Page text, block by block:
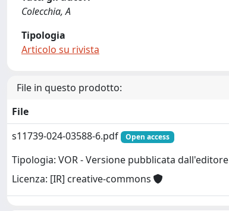
Colecchia, A
Tipologia
Articolo su rivista
File in questo prodotto:
File
s11739-024-03588-6.pdf
Open access
Tipologia: VOR - Versione pubblicata dall'editore
Licenza: [IR] creative-commons